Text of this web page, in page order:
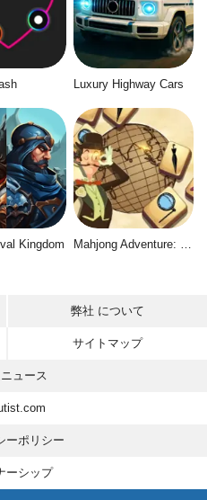
Luxury Highway Cars
Kingdom
弊社 について
サイトマップ
ュース
ーポリシー
ーシップ